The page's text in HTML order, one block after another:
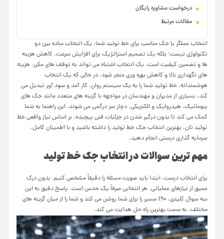
درخواست مشاوره رایگان
مقالات مرتبط
انتخاب عملگر یا جک مناسب برای خط تولید شما، یک انتخاب ساده بین دو
تکنولوژی نیست؛ بلکه یک تصمیم استراتژیک برای افزایش سرعت، کاهش هزینه
ها و تضمین کیفیت است. یک انتخاب اشتباه می تواند به توقف های مکرر، هزینه
های نگهداری بالا و کاهش بهره وری منجر شود، در حالی که یک انتخاب
هوشمندانه، خط تولید شما را به یک سیستم روان، کار آمد و سود آور تبدیل می
کند. بسیاری از مدیران و مهندسان در مواجهه با گزینه های متعدد مانند جک های
پنوماتیک، هیدرولیک و الکتریکی، دچار سر درگمی می شوند. این راهنما به شما
کمک می کند تا بدون درگیر شدن در جزئیات فنی پیچیده، بر اساس نیاز واقعی خط
تولید تان، بهترین انتخاب جک خط تولید را داشته باشید و با اطمینان کامل،
سرمایه گذاری درستی انجام دهید.
مهم ترین سوالات در انتخاب جک خط تولید
برای انتخاب درست، ابتدا باید صورت مسئله را دقیقاً مشخص کنیم. بدون درک
عمیق از نیازهای عملیاتی، هر انتخابی صرفاً یک حدس است. پاسخ دقیق به این
سه سوال کلیدی، ۹۰٪ مسیر را برای شما روشن می کند و شما را از میان گزینه های
مختلف، به سمت بهترین راه حل هدایت می کند.